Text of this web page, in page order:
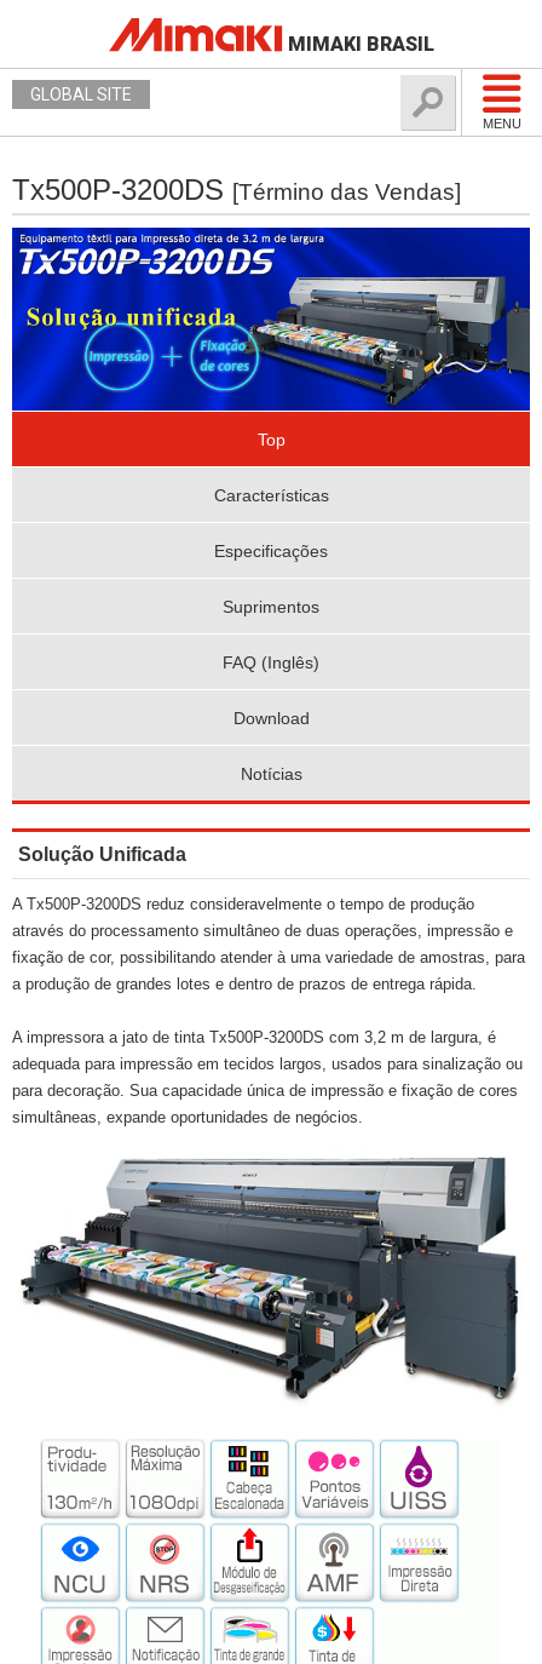
MIMAKI BRASIL
MENU
GLOBAL SITE
Tx500P-3200DS [Término das Vendas]
Top
Características
Especificações
Suprimentos
FAQ (Inglês)
Download
Notícias
Solução Unificada
A Tx500P-3200DS reduz consideravelmente o tempo de produção
através do processamento simultâneo de duas operações, impressão e
fixação de cor, possibilitando atender à uma variedade de amostras, para
a produção de grandes lotes e dentro de prazos de entrega rápida.
A impressora a jato de tinta Tx500P-3200DS com 3,2 m de largura, é
adequada para impressão em tecidos largos, usados ​​para sinalização ou
para decoração. Sua capacidade única de impressão e fixação de cores
simultâneas, expande oportunidades de negócios.